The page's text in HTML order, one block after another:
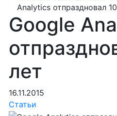
Analytics отпраздновал
Google
лет
16.11.2015
Статьи